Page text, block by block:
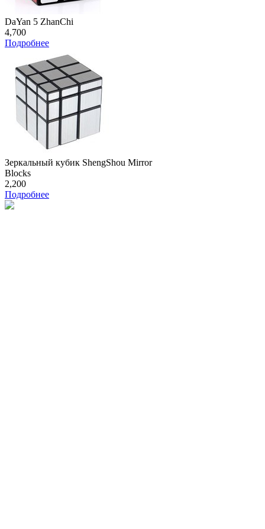
DaYan 5 ZhanChi
4,700
Подробнее
Зеркальный кубик ShengShou Mirror
Blocks
2,200
Подробнее